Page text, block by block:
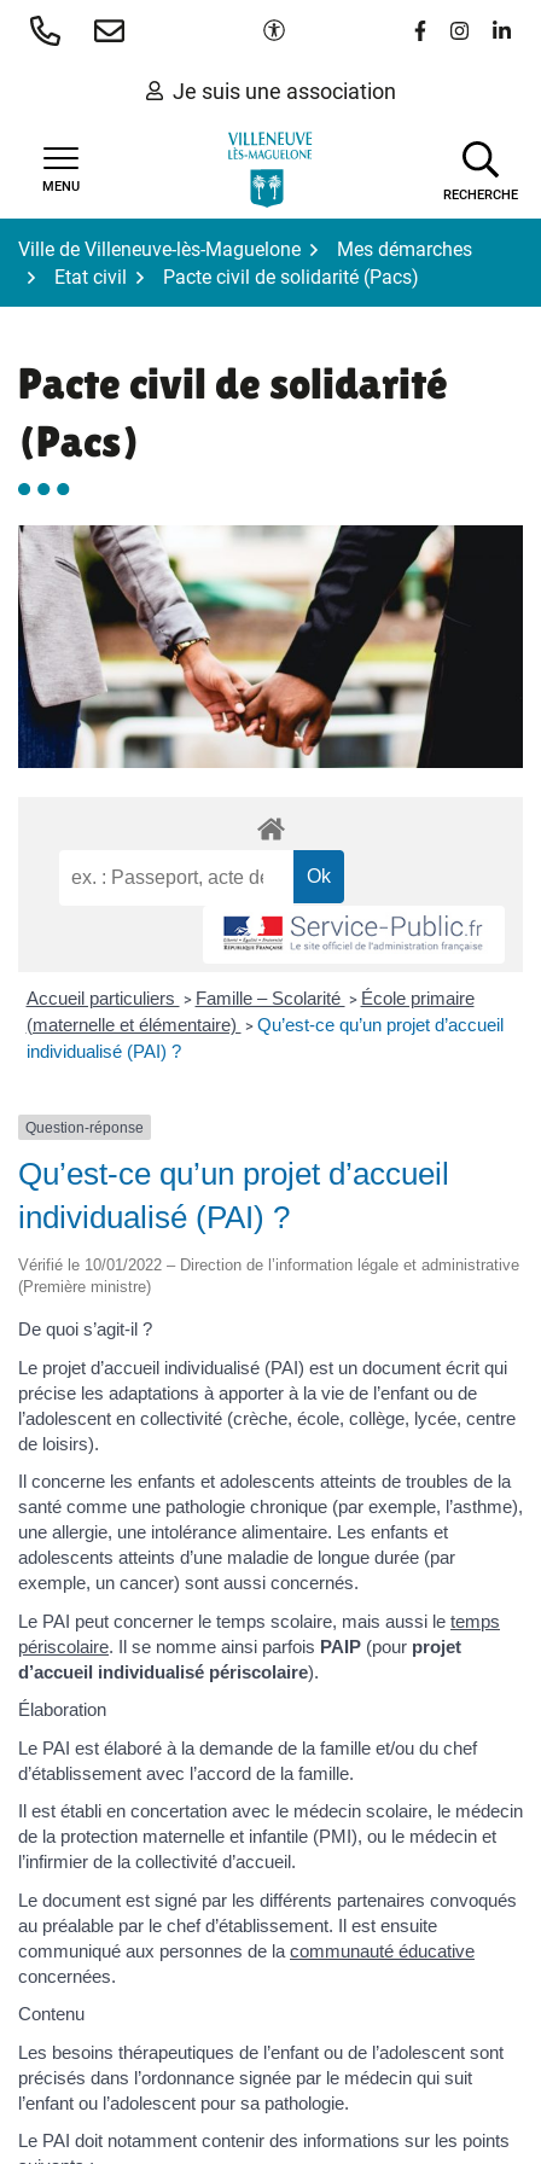
Aller
Paramètres d'accessibilité
Lien vers le
Lien vers
Lien
Je suis une association
MENU
RECHERCHE
Ville de Villeneuve-lès-Maguelone
Mes démarches
Etat civil
Pacte civil de solidarité (Pacs)
Pacte civil de solidarité
(Pacs)
Accueil particuliers > Famille – Scolarité > École primaire
(maternelle et élémentaire) > Qu’est-ce qu’un projet d’accueil
individualisé (PAI) ?
Question-réponse
Qu’est-ce qu’un projet d’accueil
individualisé (PAI) ?
Vérifié le 10/01/2022 – Direction de l’information légale et administrative
(Première ministre)
De quoi s’agit-il ?
Le projet d’accueil individualisé (PAI) est un document écrit qui
précise les adaptations à apporter à la vie de l’enfant ou de
l’adolescent en collectivité (crèche, école, collège, lycée, centre
de loisirs).
Il concerne les enfants et adolescents atteints de troubles de la
santé comme une pathologie chronique (par exemple, l’asthme),
une allergie, une intolérance alimentaire. Les enfants et
adolescents atteints d’une maladie de longue durée (par
exemple, un cancer) sont aussi concernés.
Le PAI peut concerner le temps scolaire, mais aussi le temps
périscolaire. Il se nomme ainsi parfois PAIP (pour projet
d’accueil individualisé périscolaire).
Élaboration
Le PAI est élaboré à la demande de la famille et/ou du chef
d’établissement avec l’accord de la famille.
Il est établi en concertation avec le médecin scolaire, le médecin
de la protection maternelle et infantile (PMI), ou le médecin et
l’infirmier de la collectivité d’accueil.
Le document est signé par les différents partenaires convoqués
au préalable par le chef d’établissement. Il est ensuite
communiqué aux personnes de la communauté éducative
concernées.
Contenu
Les besoins thérapeutiques de l’enfant ou de l’adolescent sont
précisés dans l’ordonnance signée par le médecin qui suit
l’enfant ou l’adolescent pour sa pathologie.
Le PAI doit notamment contenir des informations sur les points